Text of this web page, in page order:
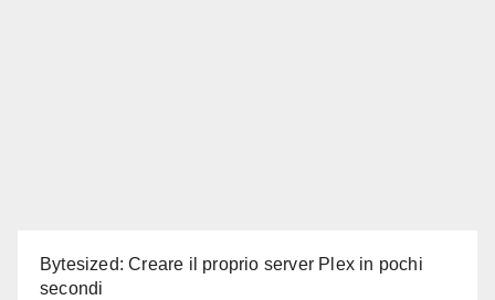
Bytesized: Creare il proprio server Plex in pochi
secondi